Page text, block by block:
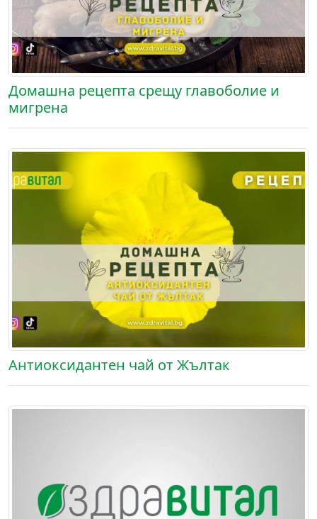
Домашна рецепта срещу главоболие и
мигрена
Антиоксидантен чай от Жълтак